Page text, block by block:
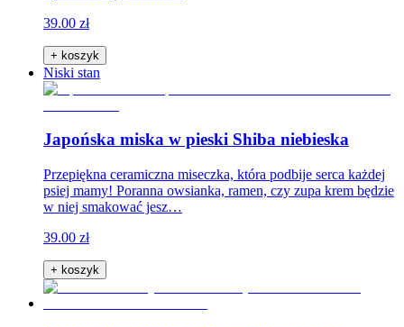
39.00 zł
+ koszyk
Niski stan
Japońska miska w pieski Shiba niebieska
Przepiękna ceramiczna miseczka, która podbije serca każdej
psiej mamy! Poranna owsianka, ramen, czy zupa krem będzie
w niej smakować jesz…
39.00 zł
+ koszyk